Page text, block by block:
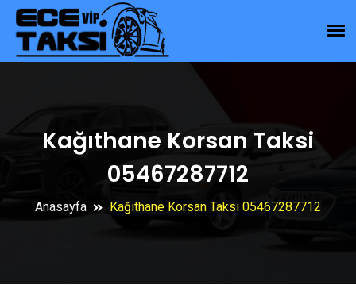
Kağıthane Korsan Taksi
05467287712
Anasayfa Kağıthane Korsan Taksi 05467287712